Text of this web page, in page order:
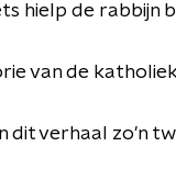
hielp de rabbijn
van de
dit verhaal zo'n